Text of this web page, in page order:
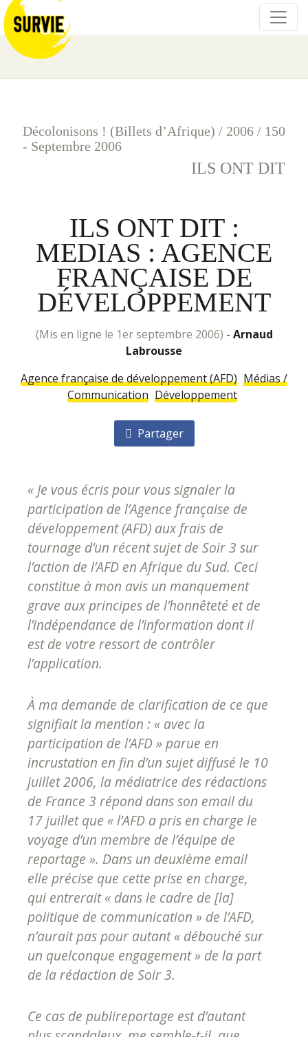
Décolonisons ! (Billets d’Afrique) / 2006 / 150
- Septembre 2006
ILS ONT DIT
ILS ONT DIT :
MEDIAS : AGENCE
FRANÇAISE DE
DÉVELOPPEMENT
(mis en ligne le 1er septembre 2006) - Arnaud
Labrousse
Agence française de développement (AFD) Médias /
Communication Développement
Partager
« Je vous écris pour vous signaler la
participation de l’Agence française de
développement (AFD) aux frais de
tournage d’un récent sujet de Soir 3 sur
l’action de l’AFD en Afrique du Sud. Ceci
constitue à mon avis un manquement
grave aux principes de l’honnêteté et de
l’indépendance de l’information dont il
est de votre ressort de contrôler
l’application.
À ma demande de clarification de ce que
signifiait la mention : « avec la
participation de l’AFD » parue en
incrustation en fin d’un sujet diffusé le 10
juillet 2006, la médiatrice des rédactions
de France 3 répond dans son email du
17 juillet que « l’AFD a pris en charge le
voyage d’un membre de l’équipe de
reportage ». Dans un deuxième email
elle précise que cette prise en charge,
qui entrerait « dans le cadre de [la]
politique de communication » de l’AFD,
n’aurait pas pour autant « débouché sur
un quelconque engagement » de la part
de la rédaction de Soir 3.
Ce cas de publireportage est d’autant